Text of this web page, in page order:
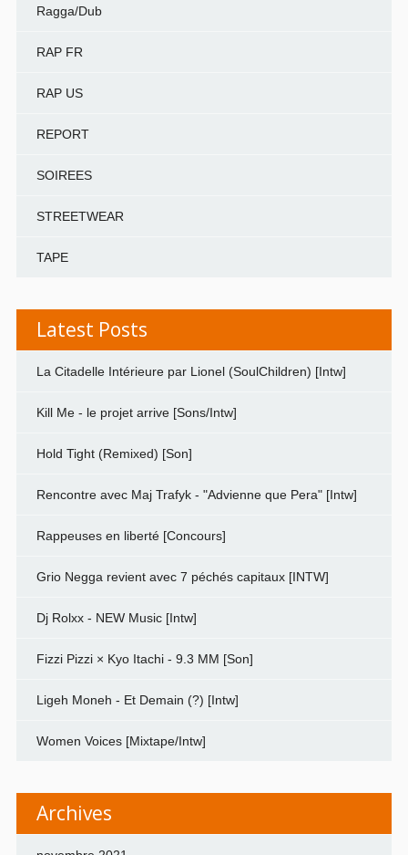
Ragga/Dub
RAP FR
RAP US
REPORT
SOIREES
STREETWEAR
TAPE
Latest Posts
La Citadelle Intérieure par Lionel (SoulChildren) [Intw]
Kill Me - le projet arrive [Sons/Intw]
Hold Tight (Remixed) [Son]
Rencontre avec Maj Trafyk - "Advienne que Pera" [Intw]
Rappeuses en liberté [Concours]
Grio Negga revient avec 7 péchés capitaux [INTW]
Dj Rolxx - NEW Music [Intw]
Fizzi Pizzi × Kyo Itachi - 9.3 MM [Son]
Ligeh Moneh - Et Demain (?) [Intw]
Women Voices [Mixtape/Intw]
Archives